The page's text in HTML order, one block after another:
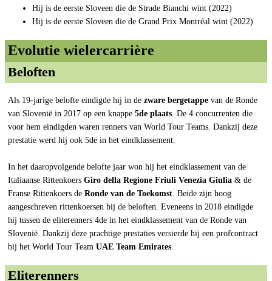
Hij is de eerste Sloveen die de Strade Bianchi wint (2022)
Hij is de eerste Sloveen die de Grand Prix Montréal wint (2022)
Evolutie wielercarrière
Beloften
Als 19-jarige belofte eindigde hij in de zware bergetappe van de Ronde
van Slovenië in 2017 op een knappe 5de plaats . De 4 concurrenten die
voor hem eindigden waren renners van World Tour Teams. Dankzij deze
prestatie werd hij ook 5de in het eindklassement.
In het daaropvolgende belofte jaar won hij het eindklassement van de
Italiaanse Rittenkoers Giro della Regione Friuli Venezia Giulia & de
Franse Rittenkoers de Ronde van de Toekomst . Beide zijn hoog
aangeschreven rittenkoersen bij de beloften. Eveneens in 2018 eindigde
hij tussen de eliterenners 4de in het eindklassement van de Ronde van
Slovenië. Dankzij deze prachtige prestaties versierde hij een profcontract
bij het World Tour Team UAE Team Emirates
Eliterenners